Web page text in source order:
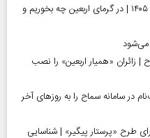
توصیه‌های تغذیه‌ای برای زائران اربعین ۱۴۰۵ | در گرمای اربعین چه بخوریم و
زائران «همیار اربعین» را نصب
۱۴۰۵ بخوانند | ثبت‌نام در سامانه سماح را به روز‌های آخر
طرح «پرستار پیگیر» | شناسایی